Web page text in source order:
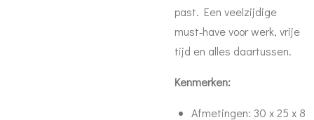
past. Een veelzijdige
must‑have voor werk, vrije
tijd en alles daartussen.
Kenmerken:
Afmetingen: 30 x 25 x 8